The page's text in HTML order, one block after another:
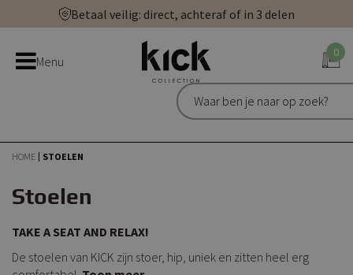
direct
naar
Betaal veilig: direct, achteraf of in 3 delen
Uitstekend | 300+ reviews
Gratis én goed bezorgd
Menu
0
HOME STOELEN
Stoelen
TAKE A SEAT AND RELAX!
De stoelen van KICK zijn stoer, hip, uniek en zitten heel erg